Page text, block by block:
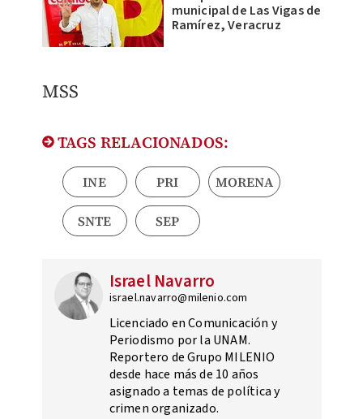
municipal de Las Vigas de
Ramírez, Veracruz
MSS
TAGS RELACIONADOS:
INE PRI MORENA
SNTE SEP
Israel Navarro
israel.navarro@milenio.com
Licenciado en Comunicación y
Periodismo por la UNAM.
Reportero de Grupo MILENIO
desde hace más de 10 años
asignado a temas de política y
crimen organizado.